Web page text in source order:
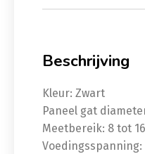
Beschrijving
Kleur: Zwart
Paneel gat
Meetbereik: 8 tot
Voedingsspanning: